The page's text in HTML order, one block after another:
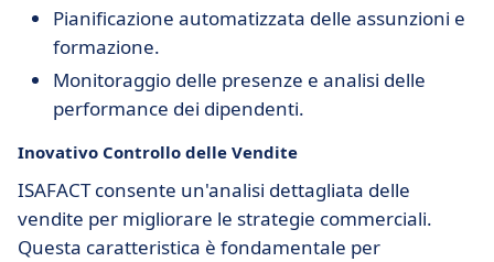
Pianificazione automatizzata delle assunzioni e
formazione.
Monitoraggio delle presenze e analisi delle
performance dei dipendenti.
Inovativo Controllo delle Vendite
ISAFACT consente un'analisi dettagliata delle
vendite per migliorare le strategie commerciali.
Questa caratteristica è fondamentale per